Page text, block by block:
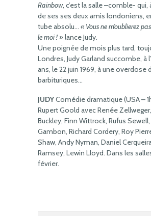
Rainbow, c’est la salle –comble- qui,
de ses ses deux amis londoniens,
tube absolu… « Vous ne m’oublierez
le moi ! » lance Judy.
Une poignée de mois plus tard,
Londres, Judy Garland succombe, à
ans, le 22 juin 1969, à une overdose
barbituriques…
JUDYComédie dramatique (USA –
Rupert Goold avec Renée
Buckley, Finn Wittrock, Rufus
Gambon, Richard Cordery, Roy
Shaw, Andy Nyman, Daniel
Ramsey, Lewin Lloyd. Dans les
février.